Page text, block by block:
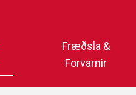
Fræðsla &
Forvarnir